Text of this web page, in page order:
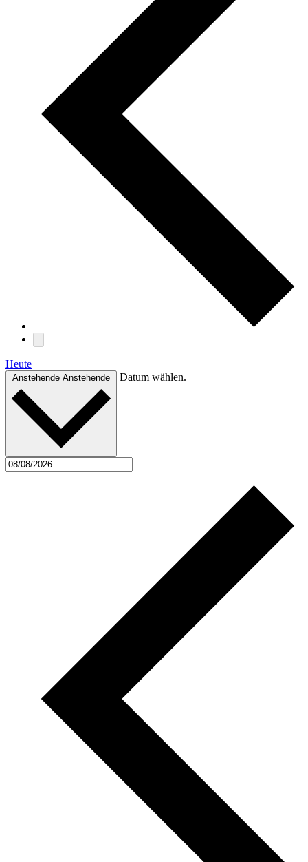
Heute
Anstehende Anstehende Datum wählen.